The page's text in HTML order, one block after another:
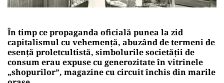
În timp ce propaganda oficială punea la zid
capitalismul cu vehemenţă, abuzând de termeni de
esenţă proletcultistă, simbolurile societăţii de
consum erau expuse cu generozitate în vitrinele
„shopurilor”, magazine cu circuit închis din marile